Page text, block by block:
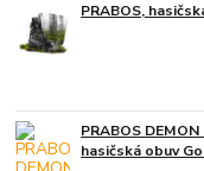
PRABOS,
PRABOS
hasičská obuv